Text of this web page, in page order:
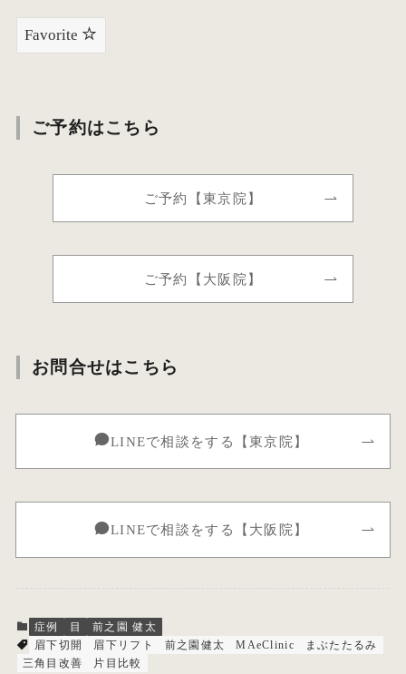
Favorite
ご予約はこちら
ご予約【東京院】
ご予約【大阪院】
お問合せはこちら
LINEで相談をする【東京院】
LINEで相談をする【大阪院】
症例 目
前之園 健太
眉下切開
眉下リフト 前之園健太 MAeClinic
まぶたたるみ
三角目改善
片目比較